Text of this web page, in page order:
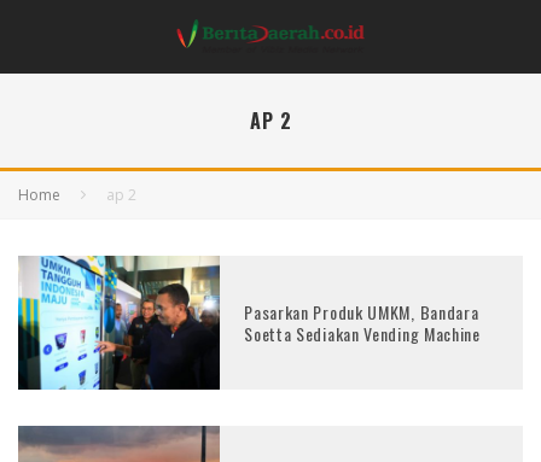
AP 2
Home ap 2
Pasarkan Produk UMKM, Bandara
Soetta Sediakan Vending Machine